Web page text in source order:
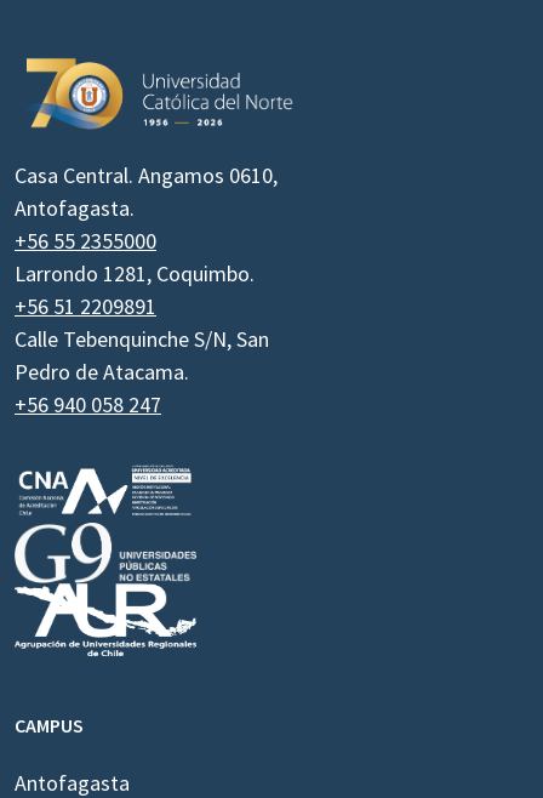
Casa Central. Angamos 0610,
Antofagasta.
+56 55 2355000
Larrondo 1281, Coquimbo.
+56 51 2209891
Calle Tebenquinche S/N, San
Pedro de Atacama.
+56 940 058 247
CAMPUS
Antofagasta